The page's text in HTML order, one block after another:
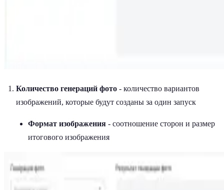
Количество генераций фото - количество вариантов
изображений, которые будут созданы за один запуск
Формат изображения - соотношение сторон и размер
итогового изображения